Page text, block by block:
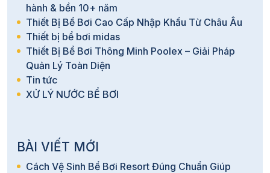
hành & bền 10+ năm
Thiết Bị Bể Bơi Cao Cấp Nhập Khẩu Từ Châu Âu
Thiết bị bể bơi midas
Thiết Bị Bể Bơi Thông Minh Poolex – Giải Pháp
Quản Lý Toàn Diện
Tin tức
XỬ LÝ NƯỚC BỂ BƠI
BÀI VIẾT MỚI
Cách Vệ Sinh Bể Bơi Resort Đúng Chuẩn Giúp